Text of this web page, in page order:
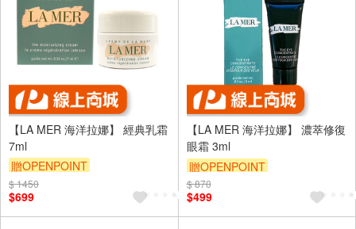
【LA MER 海洋拉娜】 經典乳霜
7ml
贈OPENPOINT
$ 1450
$699
【LA MER 海洋拉娜】 濃萃修復
眼霜 3ml
贈OPENPOINT
$ 870
$499